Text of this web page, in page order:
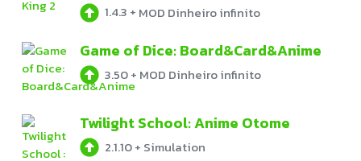
1.4.3 + MOD Dinheiro infinito
Game of Dice: Board&Card&Anime
3.50+ MOD Dinheiro infinito
Twilight School: Anime Otome
2.1.10+ Simulation